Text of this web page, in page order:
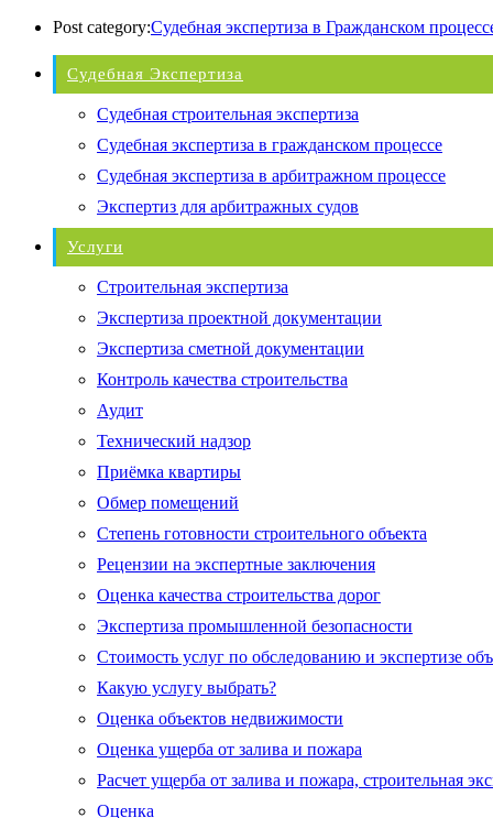
Post category:Судебная экспертиза в Гражданском
Судебная Экспертиза
Судебная строительная экспертиза
Судебная экспертиза в гражданском процессе
Судебная экспертиза в арбитражном процессе
Экспертиз для арбитражных судов
Услуги
Строительная экспертиза
Экспертиза проектной документации
Экспертиза сметной документации
Контроль качества строительства
Аудит
Технический надзор
Приёмка квартиры
Обмер помещений
Степень готовности строительного объекта
Рецензии на экспертные заключения
Оценка качества строительства дорог
Экспертиза промышленной безопасности
Стоимость услуг по обследованию и экспертизе
Какую услугу выбрать?
Оценка объектов недвижимости
Оценка ущерба от залива и пожара
Расчет ущерба от залива и пожара, строительная
Оценка